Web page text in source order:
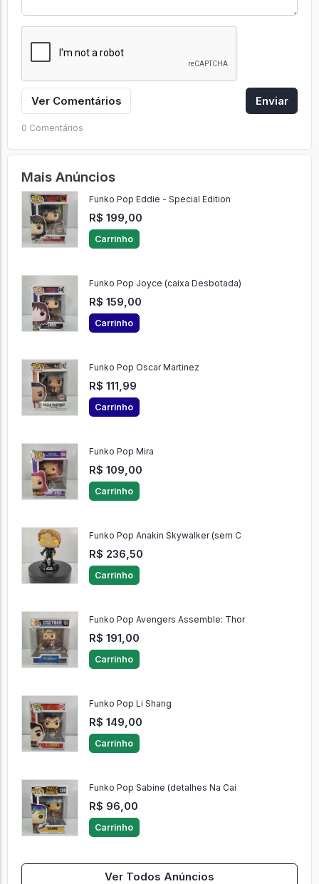
Ver Comentários Enviar
0 Comentários
Mais Anúncios
Funko Pop Eddie - Special Edition
R$ 199,00
Carrinho
Funko Pop Joyce (caixa Desbotada)
R$ 159,00
Carrinho
Funko Pop Oscar Martinez
R$ 111,99
Carrinho
Funko Pop Mira
R$ 109,00
Carrinho
Funko Pop Anakin Skywalker (sem C
R$ 236,50
Carrinho
Funko Pop Avengers Assemble: Thor
R$ 191,00
Carrinho
Funko Pop Li Shang
R$ 149,00
Carrinho
Funko Pop Sabine (detalhes Na Cai
R$ 96,00
Carrinho
Ver Todos Anúncios